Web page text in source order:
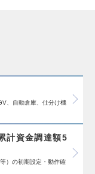
、自動倉庫、仕分け機
計資金調達額5
）の初期設定・動作確